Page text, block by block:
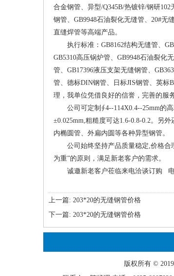
合金钢管、 异型/Q345B/热镀锌/钢研102
钢管、GB9948石油裂化无缝管、20#无
直缝焊管等高端产品。
执行标准：GB8162结构无缝管、
GB5310高压锅炉管、GB9948石油裂化
管、GB17396液压支架无缝钢管、
管、德标DIN钢管、日标JIS钢管、英标
理，我单位凭借良好的信誉，完善的服
公司可定制∮4--114X0.4--25mm的高
±0.025mm,粗糙度可达1.6-0.8-0.2。另
内椭圆管、外扁内圆等各种异型钢管。
公司始终坚持产品质量稳定,价格合
为重”的原则，满足新老客户的需求。
诚邀新老客户莅临来电洽谈订购 电
上一篇: 203*20的无缝钢管价格
下一篇: 203*20的无缝钢管价格
版权所有 ©